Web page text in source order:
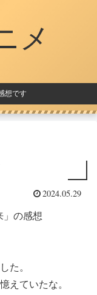
メ
想です
2024.05.29
」の感想
た。
えていたな。